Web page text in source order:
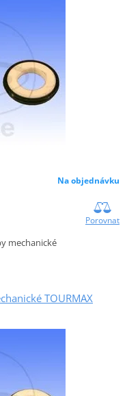
Na objednávku
Porovnat
mechanické
TOURMAX